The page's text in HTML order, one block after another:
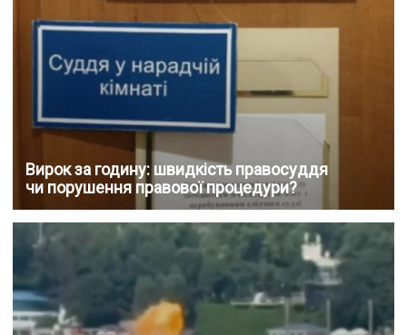
Вирок за годину: швидкість правосуддя
чи порушення правової процедури?